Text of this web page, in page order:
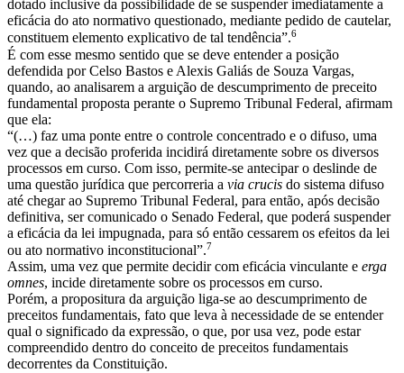
dotado inclusive da possibilidade de se suspender imediatamente a
eficácia do ato normativo questionado, mediante pedido de cautelar,
constituem elemento explicativo de tal tendência”.6
É com esse mesmo sentido que se deve entender a posição
defendida por Celso Bastos e Alexis Galiás de Souza Vargas,
quando, ao analisarem a arguição de descumprimento de preceito
fundamental proposta perante o Supremo Tribunal Federal, afirmam
que ela:
“(…) faz uma ponte entre o controle concentrado e o difuso, uma
vez que a decisão proferida incidirá diretamente sobre os diversos
processos em curso. Com isso, permite-se antecipar o deslinde de
uma questão jurídica que percorreria a via crucis do sistema difuso
até chegar ao Supremo Tribunal Federal, para então, após decisão
definitiva, ser comunicado o Senado Federal, que poderá suspender
a eficácia da lei impugnada, para só então cessarem os efeitos da lei
ou ato normativo inconstitucional”.7
Assim, uma vez que permite decidir com eficácia vinculante e erga
omnes, incide diretamente sobre os processos em curso.
Porém, a propositura da arguição liga-se ao descumprimento de
preceitos fundamentais, fato que leva à necessidade de se entender
qual o significado da expressão, o que, por usa vez, pode estar
compreendido dentro do conceito de preceitos fundamentais
decorrentes da Constituição.